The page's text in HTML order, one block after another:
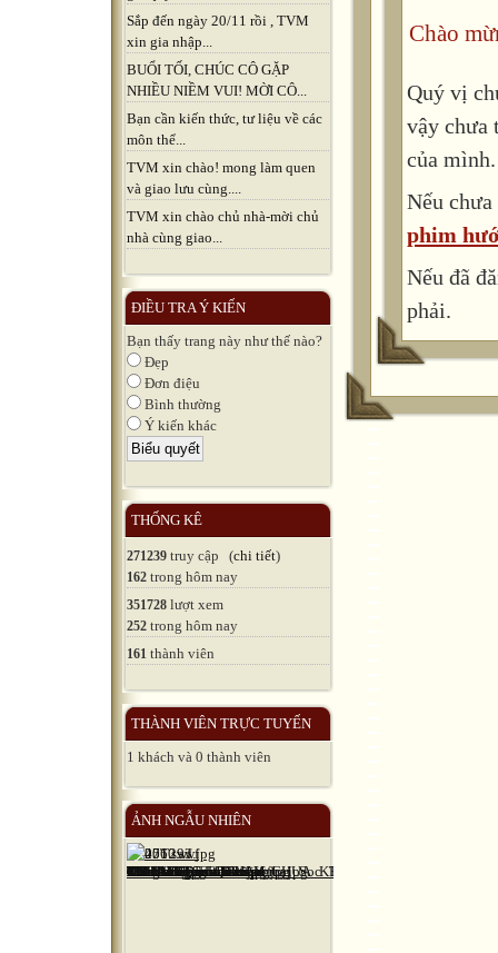
Sắp đến ngày 20/11 rồi , TVM
xin gia nhập...
BUỔI TỐI, CHÚC CÔ GẶP
NHIỀU NIỀM VUI! MỜI CÔ...
Bạn cần kiến thức, tư liệu về các
môn thể...
TVM xin chào! mong làm quen
và giao lưu cùng....
TVM xin chào chủ nhà-mời chủ
nhà cùng giao...
ĐIỀU TRA Ý KIẾN
Bạn thấy trang này như thế nào?
Đẹp
Đơn điệu
Bình thường
Ý kiến khác
THỐNG KÊ
271239 truy cập (chi tiết)
162 trong hôm nay
351728 lượt xem
252 trong hôm nay
161 thành viên
THÀNH VIÊN TRỰC TUYẾN
1 khách và 0 thành viên
ẢNH NGẪU NHIÊN
Chào
Quý vị
vậy chưa
của mình.
Nếu
phim
Nếu đã
phải.